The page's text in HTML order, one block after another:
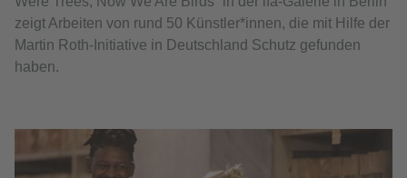
zeigt Arbeiten von rund 50 Künstler*innen, die mit Hilfe der
Martin Roth-Initiative in Deutschland Schutz gefunden
haben.